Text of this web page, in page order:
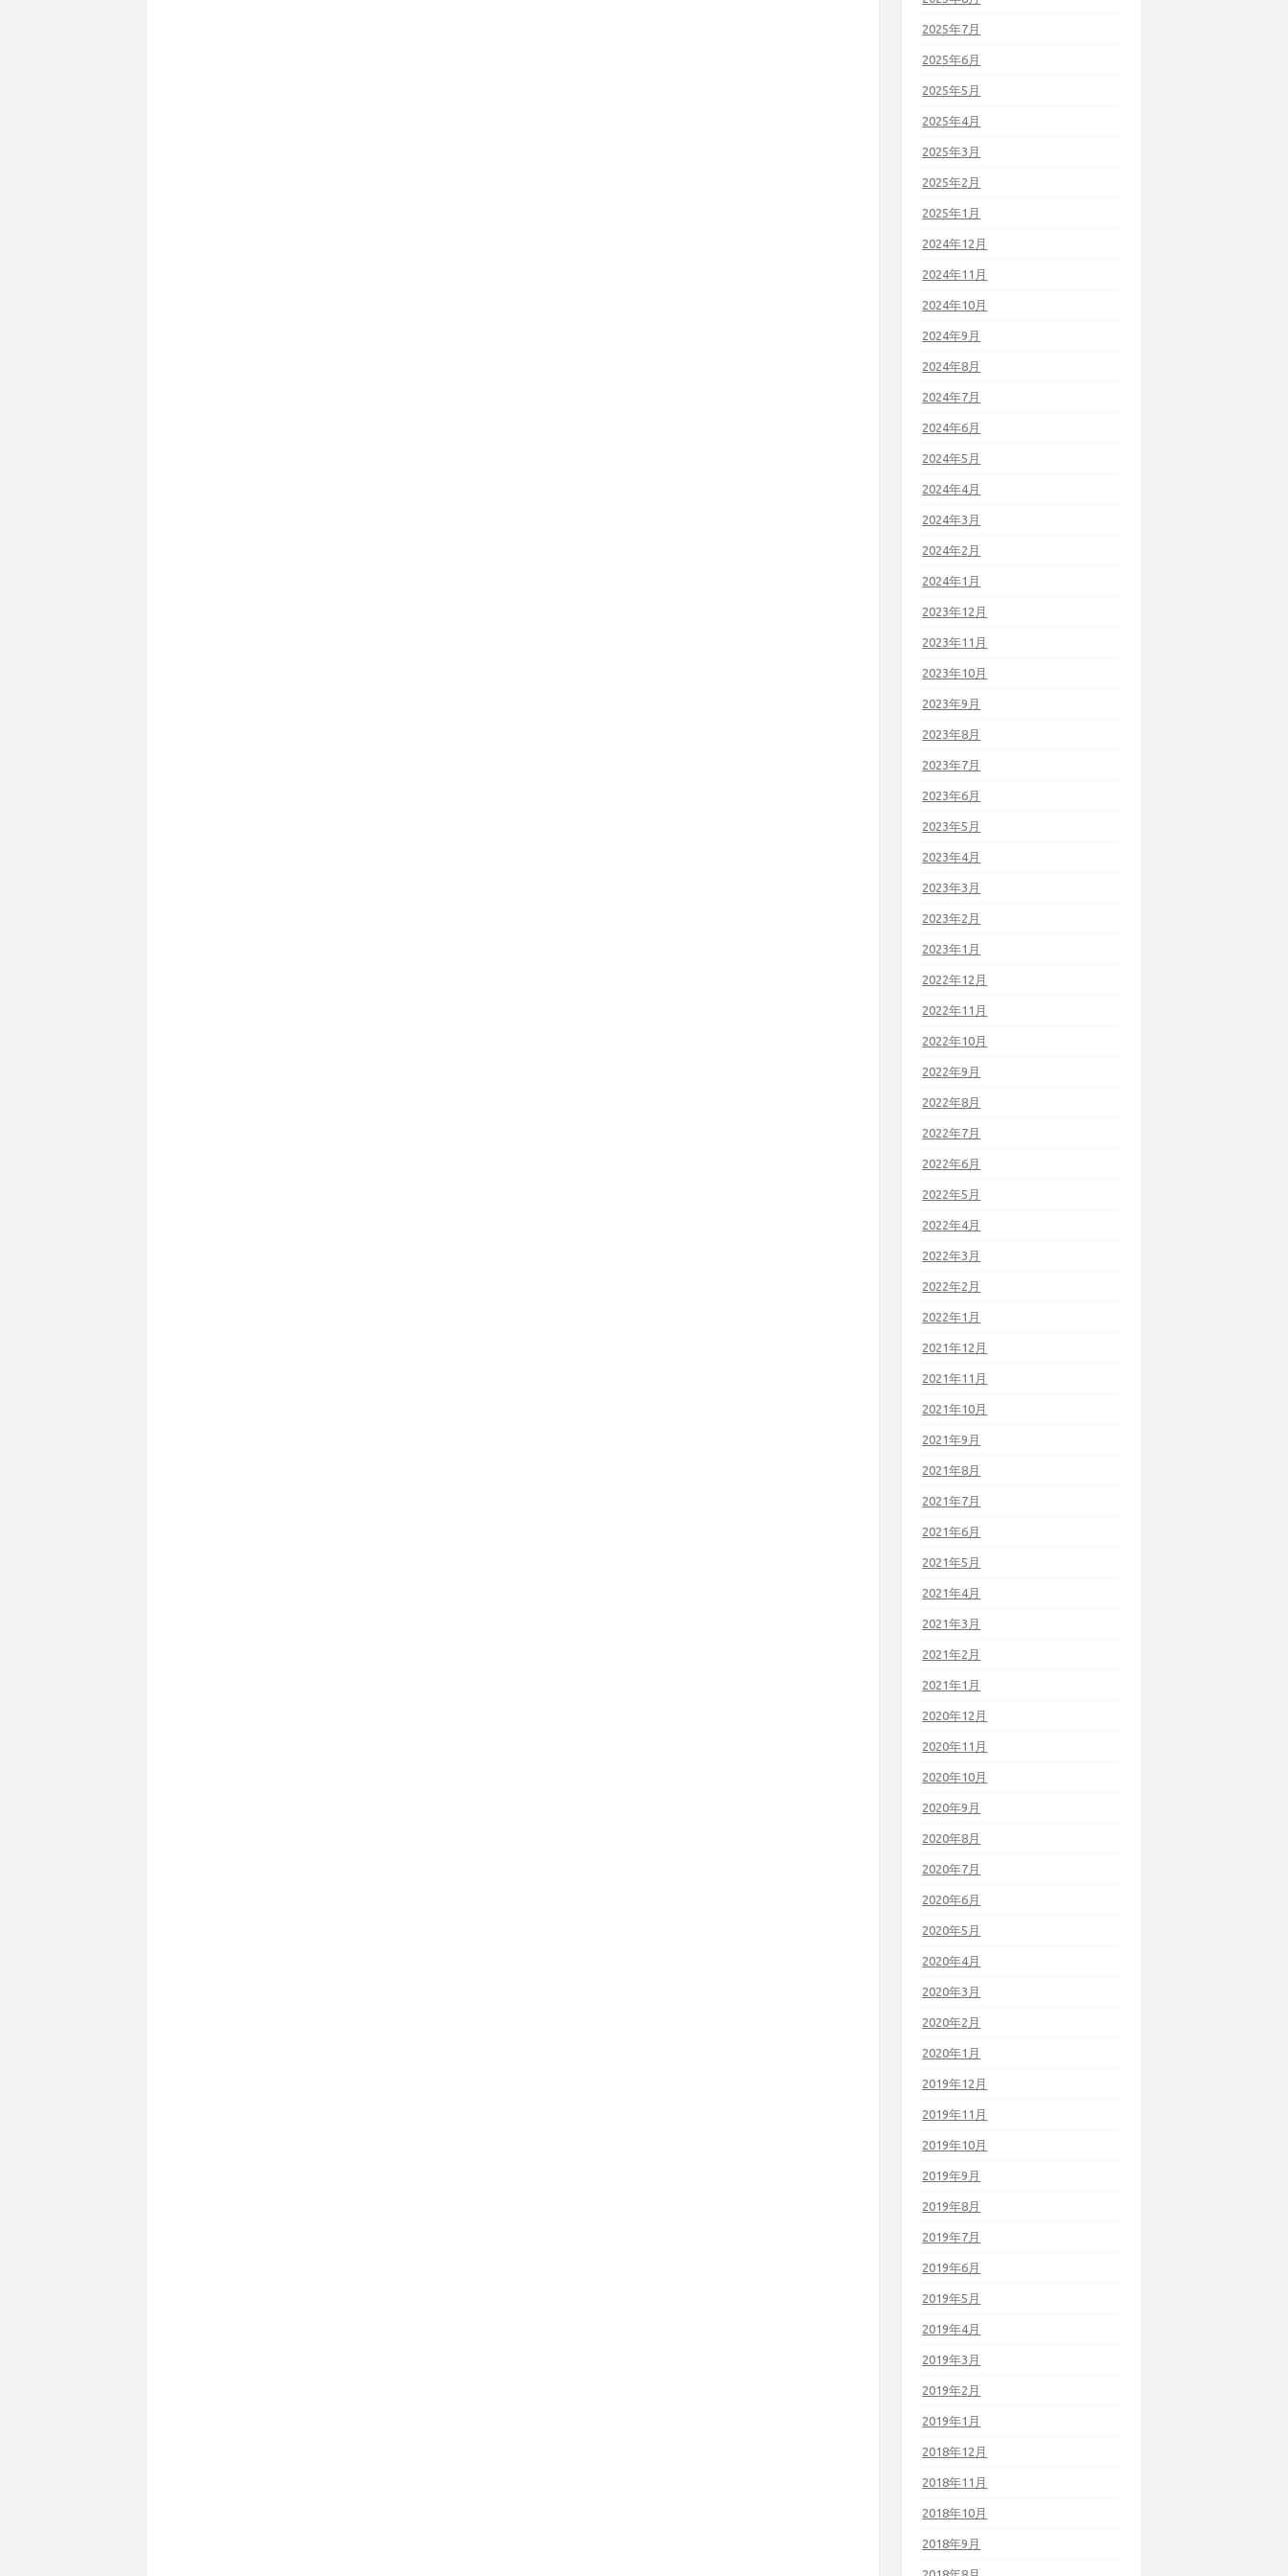
2025年7月
2025年6月
2025年5月
2025年4月
2025年3月
2025年2月
2025年1月
2024年12月
2024年11月
2024年10月
2024年9月
2024年8月
2024年7月
2024年6月
2024年5月
2024年4月
2024年3月
2024年2月
2024年1月
2023年12月
2023年11月
2023年10月
2023年9月
2023年8月
2023年7月
2023年6月
2023年5月
2023年4月
2023年3月
2023年2月
2023年1月
2022年12月
2022年11月
2022年10月
2022年9月
2022年8月
2022年7月
2022年6月
2022年5月
2022年4月
2022年3月
2022年2月
2022年1月
2021年12月
2021年11月
2021年10月
2021年9月
2021年8月
2021年7月
2021年6月
2021年5月
2021年4月
2021年3月
2021年2月
2021年1月
2020年12月
2020年11月
2020年10月
2020年9月
2020年8月
2020年7月
2020年6月
2020年5月
2020年4月
2020年3月
2020年2月
2020年1月
2019年12月
2019年11月
2019年10月
2019年9月
2019年8月
2019年7月
2019年6月
2019年5月
2019年4月
2019年3月
2019年2月
2019年1月
2018年12月
2018年11月
2018年10月
2018年9月